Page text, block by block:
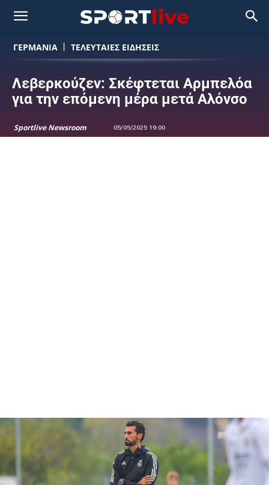
ΓΕΡΜΑΝΙΑ ΤΕΛΕΥΤΑΙΕΣ ΕΙΔΗΣΕΙΣ
Λεβερκούζεν: Σκέφτεται Αρμπελόα
για την επόμενη μέρα μετά Αλόνσο
Sportlive Newsroom 05/05/2025 19:00